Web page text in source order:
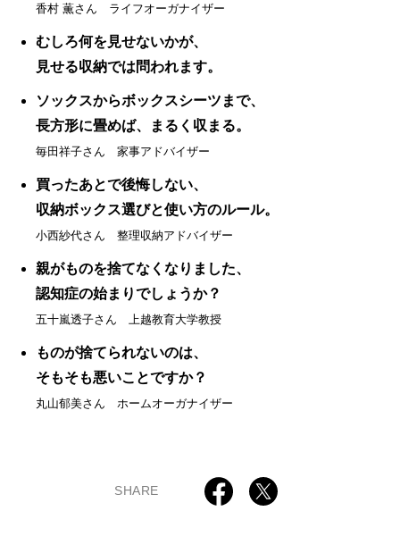
香村 薫さん ライフオーガナイザー
むしろ何を見せないかが、
見せる収納では問われます。
ソックスからボックスシーツまで、
長方形に畳めば、まるく収まる。
毎田祥子さん 家事アドバイザー
買ったあとで後悔しない、
収納ボックス選びと使い方のルール。
小西紗代さん 整理収納アドバイザー
親がものを捨てなくなりました、
認知症の始まりでしょうか？
五十嵐透子さん 上越教育大学教授
ものが捨てられないのは、
そもそも悪いことですか？
丸山郁美さん ホームオーガナイザー
SHARE